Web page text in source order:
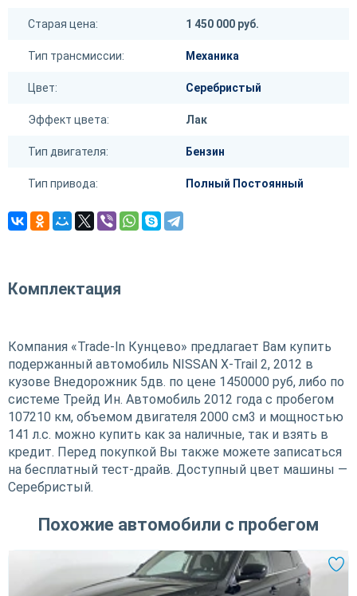
Старая цена: 1 450 000 руб.
Тип трансмиссии: Механика
Цвет: Серебристый
Эффект цвета: Лак
Тип двигателя: Бензин
Тип привода: Полный Постоянный
Комплектация
Компания «Trade-In Кунцево» предлагает Вам купить
подержанный автомобиль NISSAN X-Trail 2, 2012 в
кузове Внедорожник 5дв. по цене 1450000 руб, либо по
системе Трейд Ин. Автомобиль 2012 года с пробегом
107210 км, объемом двигателя 2000 см3 и мощностью
141 л.с. можно купить как за наличные, так и взять в
кредит. Перед покупкой Вы также можете записаться
на бесплатный тест-драйв. Доступный цвет машины —
Серебристый.
Похожие автомобили с пробегом